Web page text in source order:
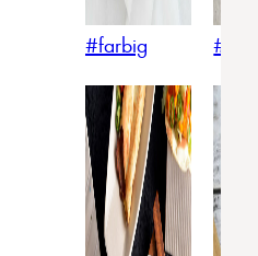
#farbig #weiss